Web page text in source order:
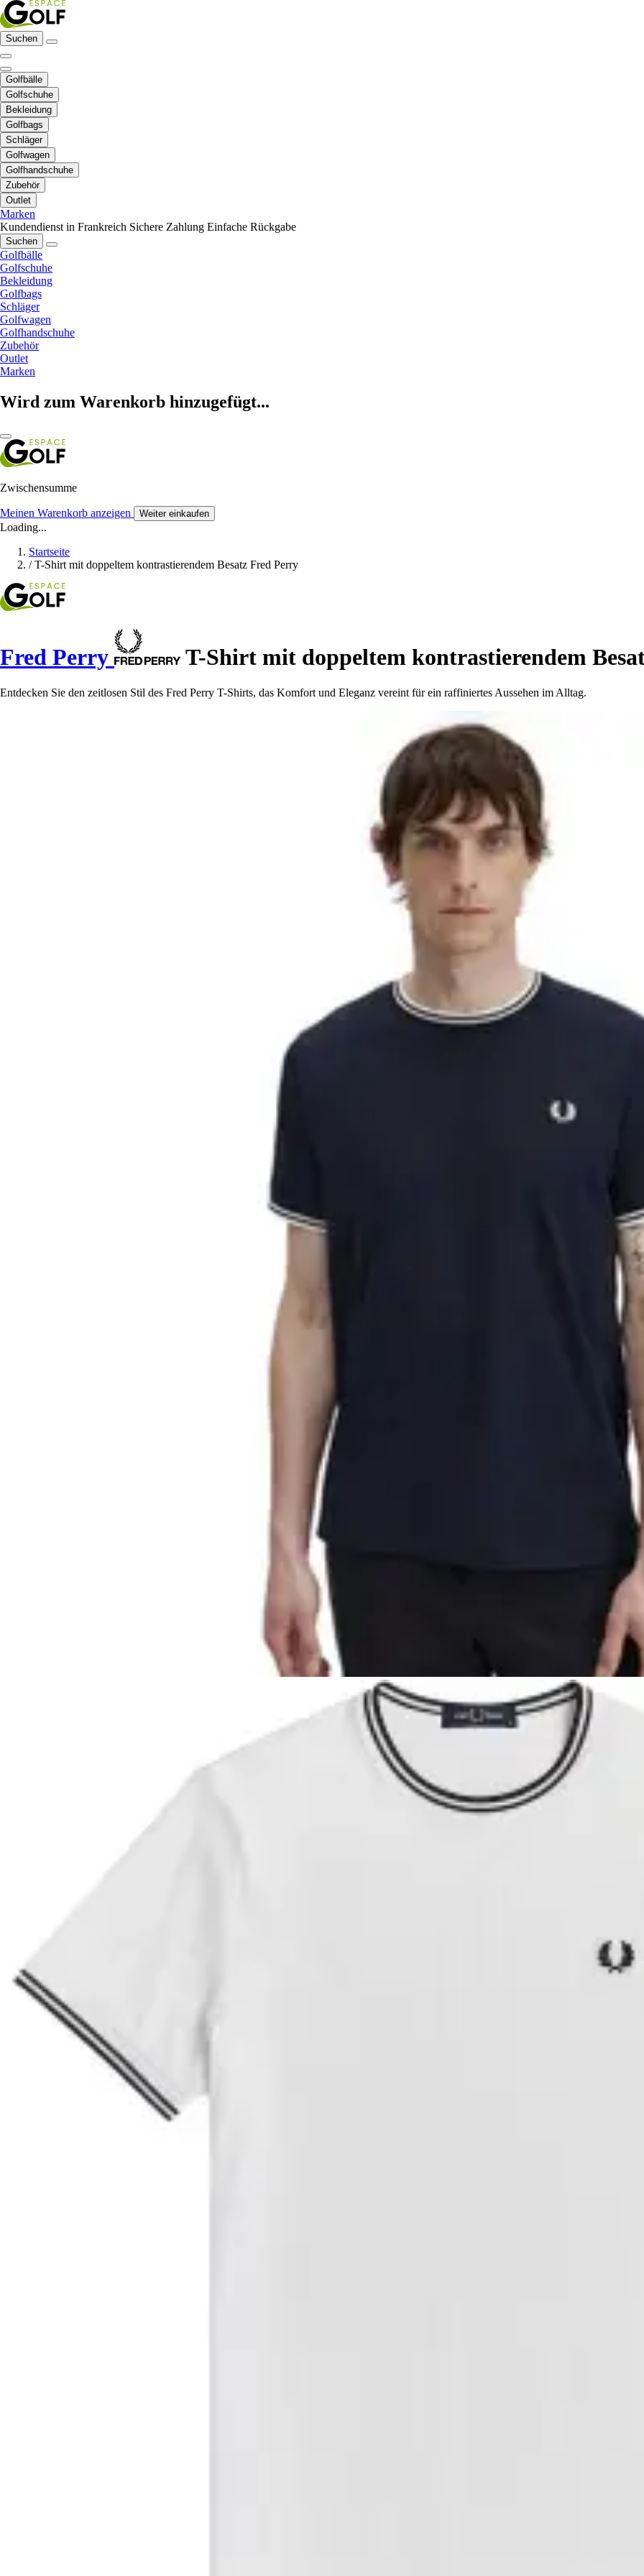
Suchen
Golfbälle
Golfschuhe
Bekleidung
Golfbags
Schläger
Golfwagen
Golfhandschuhe
Zubehör
Outlet
Marken
Kundendienst in Frankreich Sichere Zahlung Einfache Rückgabe
Suchen
Golfbälle
Golfschuhe
Bekleidung
Golfbags
Schläger
Golfwagen
Golfhandschuhe
Zubehör
Outlet
Marken
Wird zum Warenkorb hinzugefügt...
Zwischensumme
Meinen Warenkorb anzeigen Weiter einkaufen
Loading...
Startseite
/ T-Shirt mit doppeltem kontrastierendem Besatz Fred Perry
Fred Perry T-Shirt mit doppeltem kontrastierendem
Entdecken Sie den zeitlosen Stil des Fred Perry T-Shirts, das Komfort und Eleganz vereint für ein raffiniertes Aussehen im Alltag.